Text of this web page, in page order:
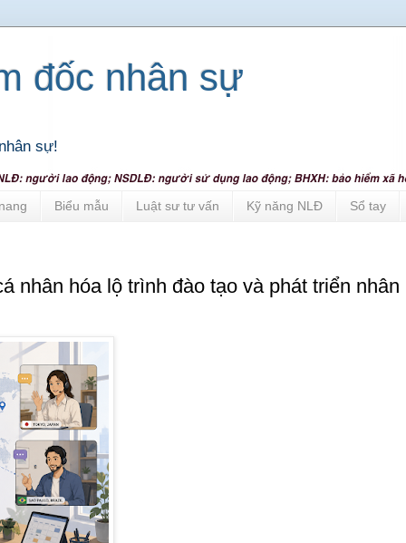
đốc nhân sự
sự!
Biểu mẫu Luật sư tư vấn Kỹ năng NLĐ Sổ tay
nhân hóa lộ trình đào tạo và phát triển nhân